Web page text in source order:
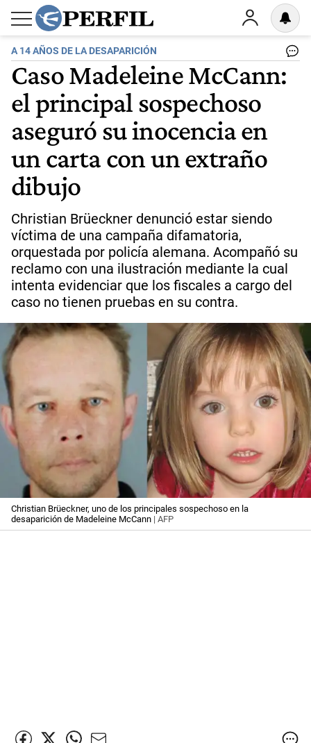
A 14 AÑOS DE LA DESAPARICIÓN
Caso Madeleine McCann:
el principal sospechoso
aseguró su inocencia en
un carta con un extraño
dibujo
Christian Brüeckner denunció estar siendo
víctima de una campaña difamatoria,
orquestada por policía alemana. Acompañó su
reclamo con una ilustración mediante la cual
intenta evidenciar que los fiscales a cargo del
caso no tienen pruebas en su contra.
Christian Brüeckner, uno de los principales sospechoso en la
desaparición de Madeleine McCann | AFP